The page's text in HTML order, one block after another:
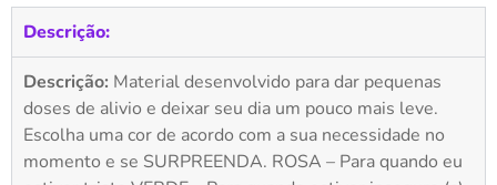
Descrição:
Descrição: Material desenvolvido para dar pequenas
doses de alivio e deixar seu dia um pouco mais leve.
Escolha uma cor de acordo com a sua necessidade no
momento e se SURPREENDA. ROSA – Para quando eu